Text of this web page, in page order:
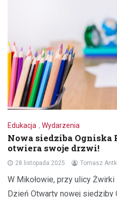
Edukacja , Wydarzenia
Nowa siedziba Ogniska
otwiera swoje drzwi!
28 listopada 2025 Tomasz
W Mikołowie, przy ulicy
Dzień Otwarty nowej siedziby